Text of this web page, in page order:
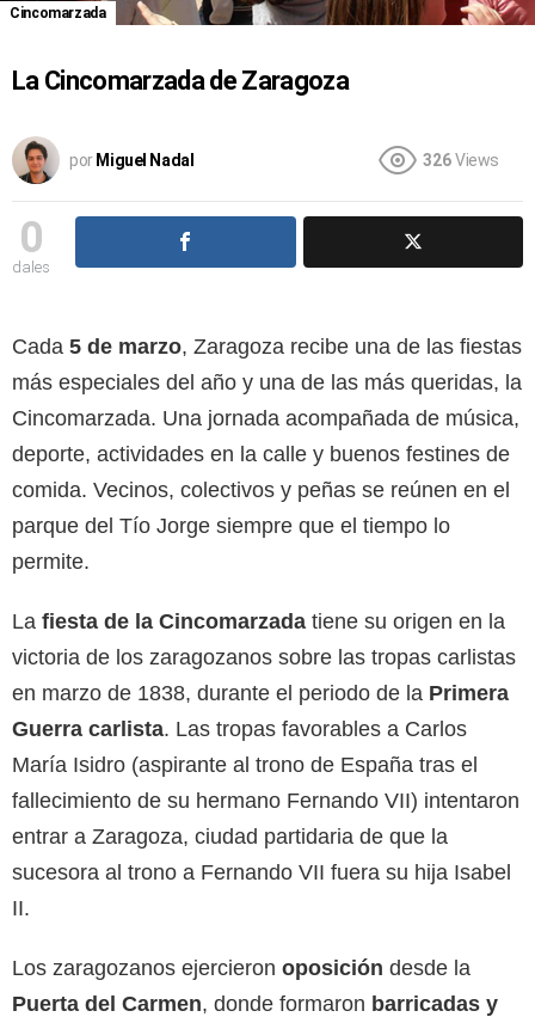
Cincomarzada
La Cincomarzada de Zaragoza
por Miguel Nadal 326 Views
0
dales
Cada 5 de marzo, Zaragoza recibe una de las fiestas
más especiales del año y una de las más queridas, la
Cincomarzada. Una jornada acompañada de música,
deporte, actividades en la calle y buenos festines de
comida. Vecinos, colectivos y peñas se reúnen en el
parque del Tío Jorge siempre que el tiempo lo
permite.
La fiesta de la Cincomarzada tiene su origen en la
victoria de los zaragozanos sobre las tropas carlistas
en marzo de 1838, durante el periodo de la Primera
Guerra carlista. Las tropas favorables a Carlos
María Isidro (aspirante al trono de España tras el
fallecimiento de su hermano Fernando VII) intentaron
entrar a Zaragoza, ciudad partidaria de que la
sucesora al trono a Fernando VII fuera su hija Isabel
II.
Los zaragozanos ejercieron oposición desde la
Puerta del Carmen, donde formaron barricadas y